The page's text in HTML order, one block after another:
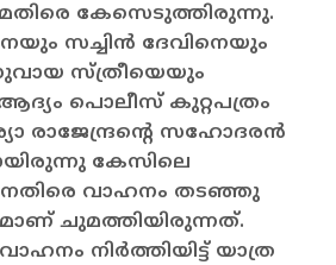
കേസെടുത്തിരുന്നു.
സച്ചിന്‍ ദേവിനെയും
സ്ത്രീയെയും
പൊലീസ് കുറ്റപത്രം
രാജേന്ദ്രന്റെ സഹോദരന്‍
കേസിലെ
വാഹനം തടഞ്ഞു
ചുമത്തിയിരുന്നത്.
നിര്‍ത്തിയിട്ട് യാത്ര